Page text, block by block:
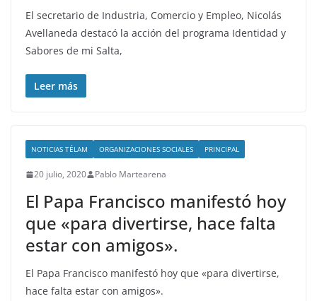
El secretario de Industria, Comercio y Empleo, Nicolás
Avellaneda destacó la acción del programa Identidad y
Sabores de mi Salta,
Leer más
NOTICIAS TÉLAM ORGANIZACIONES SOCIALES PRINCIPAL
20 julio, 2020 Pablo Martearena
El Papa Francisco manifestó hoy
que «para divertirse, hace falta
estar con amigos».
El Papa Francisco manifestó hoy que «para divertirse,
hace falta estar con amigos».